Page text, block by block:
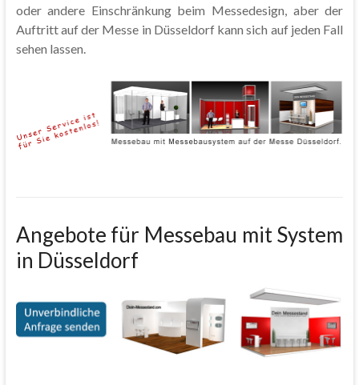
oder andere Einschränkung beim Messedesign, aber der
Auftritt auf der Messe in Düsseldorf kann sich auf jeden Fall
sehen lassen.
Angebote für Messebau mit System
in Düsseldorf